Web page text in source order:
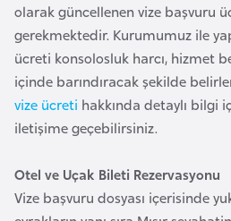
olarak güncellenen vize başvuru
gerekmektedir. Kurumumuz ile
ücreti konsolosluk harcı, hizmet
içinde barındıracak şekilde
vize ücreti hakkında detaylı bilgi
iletişime geçebilirsiniz.
Otel ve Uçak Bileti Rezervasyonu
Vize başvuru dosyası içerisinde
i